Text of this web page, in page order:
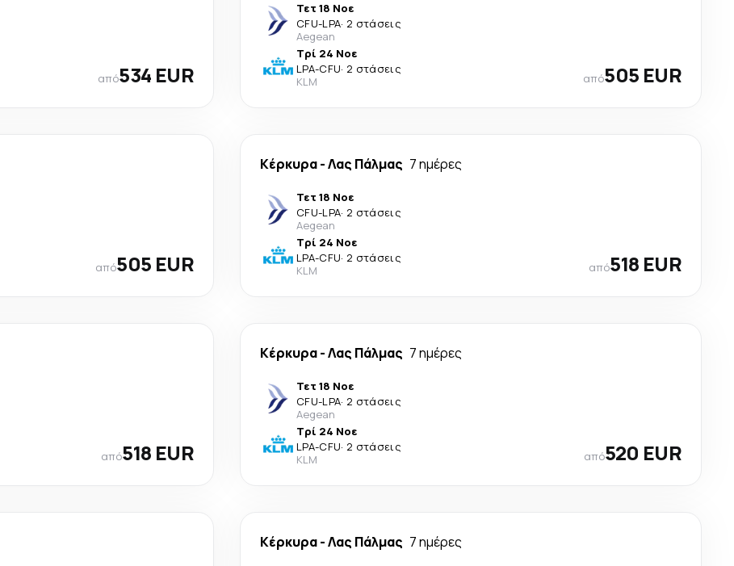
από534 EUR
Τετ 18 Νοε
CFU-LPA· 2 στάσεις
Aegean
Τρί 24 Νοε
LPA-CFU· 2 στάσεις
KLM
από505 EUR
από505 EUR
Κέρκυρα-Λας Πάλμας 7 ημέρες
Τετ 18 Νοε
CFU-LPA· 2 στάσεις
Aegean
Τρί 24 Νοε
LPA-CFU· 2 στάσεις
KLM
από518 EUR
από518 EUR
Κέρκυρα-Λας Πάλμας 7 ημέρες
Τετ 18 Νοε
CFU-LPA· 2 στάσεις
Aegean
Τρί 24 Νοε
LPA-CFU· 2 στάσεις
KLM
από520 EUR
Κέρκυρα-Λας Πάλμας 7 ημέρες